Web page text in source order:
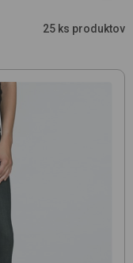
25 ks produktov